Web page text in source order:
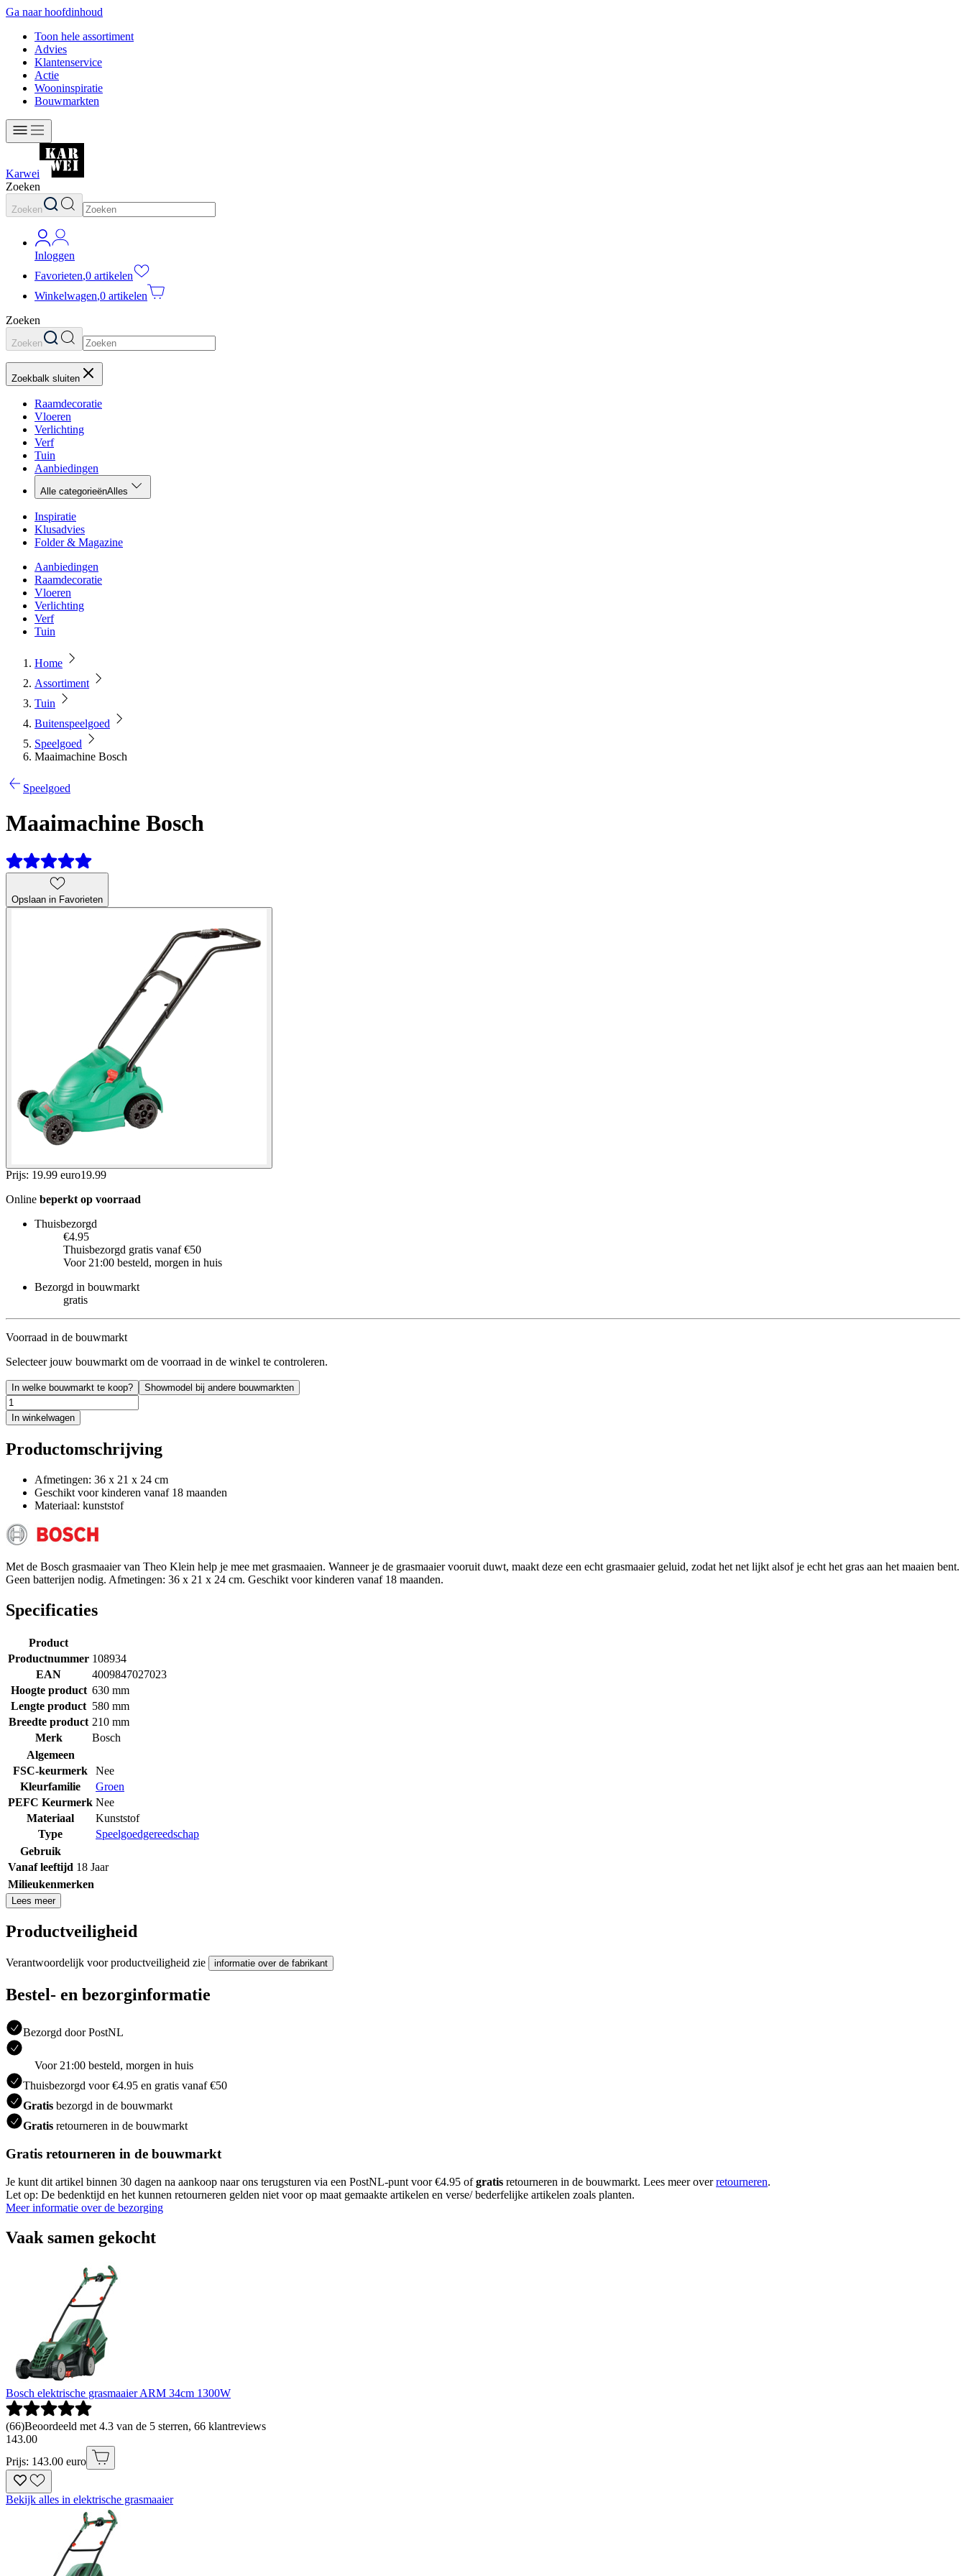
Ga naar hoofdinhoud
Toon hele assortiment
Advies
Klantenservice
Actie
Wooninspiratie
Bouwmarkten
Karwei
Zoeken
Zoeken
Inloggen
Favorieten,0 artikelen
Winkelwagen,0 artikelen
Zoeken
Zoeken
Zoekbalk sluiten
Raamdecoratie
Vloeren
Verlichting
Verf
Tuin
Aanbiedingen
Alle categorieënAlles
Inspiratie
Klusadvies
Folder & Magazine
Aanbiedingen
Raamdecoratie
Vloeren
Verlichting
Verf
Tuin
Home
Assortiment
Tuin
Buitenspeelgoed
Speelgoed
Maaimachine Bosch
Speelgoed
Maaimachine Bosch
Opslaan in Favorieten
Prijs: 19.99 euro19.99
Online beperkt op voorraad
Thuisbezorgd
€4.95
Thuisbezorgd gratis vanaf €50
Voor 21:00 besteld, morgen in huis
Bezorgd in bouwmarkt
gratis
Voorraad in de bouwmarkt
Selecteer jouw bouwmarkt om de voorraad in de winkel te controleren.
In welke bouwmarkt te koop? Showmodel bij andere bouwmarkten
In winkelwagen
Productomschrijving
Afmetingen: 36 x 21 x 24 cm
Geschikt voor kinderen vanaf 18 maanden
Materiaal: kunststof
Met de Bosch grasmaaier van Theo Klein help je mee met grasmaaien. Wanneer je de grasmaaier vooruit duwt, maakt deze een echt grasmaaier geluid, zodat het net lijkt alsof je echt het gras aan het maaien bent.
Geen batterijen nodig. Afmetingen: 36 x 21 x 24 cm. Geschikt voor kinderen vanaf 18 maanden.
Specificaties
Product
Productnummer 108934
EAN
4009847027023
Hoogte product 630 mm
Lengte product 580 mm
Breedte product 210 mm
Merk
Bosch
Algemeen
FSC-keurmerk
Nee
Kleurfamilie
Groen
PEFC Keurmerk Nee
Materiaal
Kunststof
Type
Speelgoedgereedschap
Gebruik
Vanaf leeftijd 18 Jaar
Milieukenmerken
Lees meer
Productveiligheid
Verantwoordelijk voor productveiligheid zie informatie over de fabrikant
Bestel- en bezorginformatie
Bezorgd door PostNL
Voor 21:00 besteld, morgen in huis
Thuisbezorgd voor €4.95 en gratis vanaf €50
Gratis bezorgd in de bouwmarkt
Gratis retourneren in de bouwmarkt
Gratis retourneren in de bouwmarkt
Je kunt dit artikel binnen 30 dagen na aankoop naar ons terugsturen via een PostNL-punt voor €4.95 ofgratis retourneren in de bouwmarkt. Lees meer overretourneren.
Let op: De bedenktijd en het kunnen retourneren gelden niet voor op maat gemaakte artikelen en verse/ bederfelijke artikelen zoals planten.
Meer informatie over de bezorging
Vaak samen gekocht
Bosch elektrische grasmaaier ARM 34cm 1300W
(66)Beoordeeld met 4.3 van de 5 sterren, 66 klantreviews
143.00
Prijs: 143.00 euro
Bekijk alles in elektrische grasmaaier